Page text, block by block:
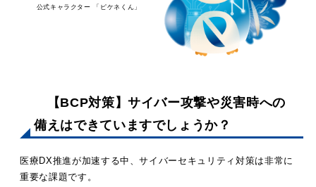
公式キャラクター 「ピケネくん」
【BCP対策】サイバー攻撃や災害時への
備えはできていますでしょうか？
医療DX推進が加速する中、サイバーセキュリティ対策は非常に
重要な課題です。